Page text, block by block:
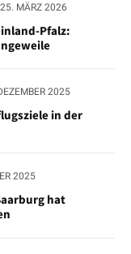
25. MÄRZ 2026
Pfalz:
2025
in der
2025
hat